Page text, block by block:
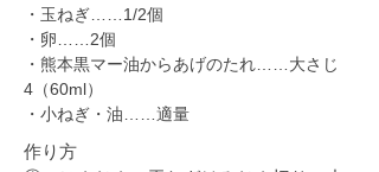
・玉ねぎ……1/2個
・卵……2個
・熊本黒マー油からあげのたれ……大さじ
4（60ml）
​・小ねぎ・油……適量
作り方